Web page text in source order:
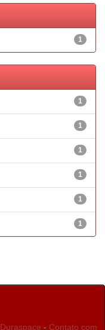
1
1
1
1
1
1
1
Duraspace - Contato com